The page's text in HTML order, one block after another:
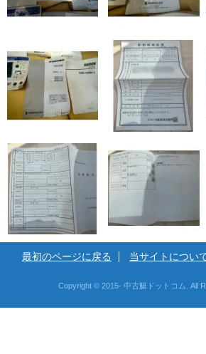
最初のページに戻る 当サイトについ
Copyright © 2015- 中古艇ドットコム. All